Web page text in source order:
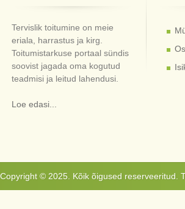
Tervislik toitumine on meie
eriala, harrastus ja kirg.
Toitumistarkuse portaal sündis
soovist jagada oma kogutud
teadmisi ja leitud lahendusi.
Loe edasi...
Copyright © 2025. Kõik õigused reserveeritud.